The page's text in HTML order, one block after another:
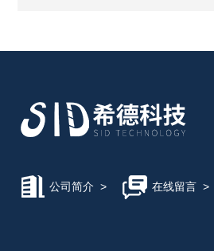
公司简介 > 在线留言>